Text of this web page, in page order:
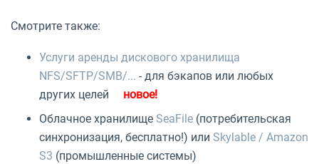
Смотрите также:
Услуги аренды дискового хранилища
NFS/SFTP/SMB/... - для бэкапов или любых
других целей
Облачное хранилище SeaFile (потребительская
синхронизация, бесплатно!) или Skylable / Amazon
S3 (промышленные системы)